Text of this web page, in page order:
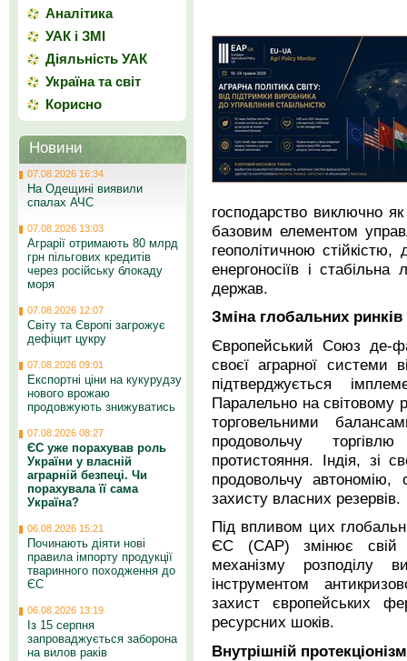
господарство виключно
базовим елементом
геополітичною
енергоносіїв і стабільна
держав.
Зміна глобальних ринків
Європейський Союз де-
своєї аграрної системи
підтверджується
Паралельно на світовому
торговельними
продовольчу
протистояння. Індія, зі
продовольчу
захисту власних резервів.
Під впливом цих
ЄС (САР) змінює свій
механізму розподілу
інструментом
захист європейських
ресурсних шоків.
Внутрішній
Аналітика
УАК і ЗМІ
Діяльність УАК
Україна та світ
Корисно
Новини
07.08.2026 16:34
На Одещині виявили
спалах АЧС
07.08.2026 13:03
Аграрії отримають 80 млрд
грн пільгових кредитів
через російську блокаду
моря
07.08.2026 12:07
Світу та Європі загрожує
дефіцит цукру
07.08.2026 09:01
Експортні ціни на кукурудзу
нового врожаю
продовжують знижуватись
07.08.2026 08:27
ЄС уже порахував роль
України у власній
аграрній безпеці. Чи
порахувала її сама
Україна?
06.08.2026 15:21
Починають діяти нові
правила імпорту продукції
тваринного походження до
ЄС
06.08.2026 13:19
Із 15 серпня
запроваджується заборона
на вилов раків